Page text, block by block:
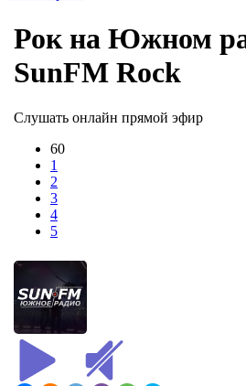
Рок на Южном
SunFM Rock
Слушать онлайн прямой эфир
60
1
2
3
4
5